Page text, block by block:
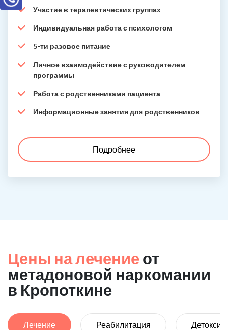
Участие в терапевтических группах
Индивидуальная работа с психологом
5-ти разовое питание
Личное взаимодействие с руководителем
программы
Работа с родственниками пациента
Информационные занятия для родственников
Подробнее
Цены на лечение от
метадоновой наркомании
в Кропоткине
Лечение Реабилитация